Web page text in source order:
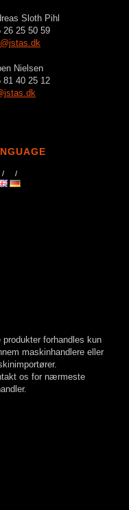
Sloth Pihl
26 25 50 59
Nielsen
81 40 25 12
produkter forhandles kun
maskinhandlere eller
os for nærmeste